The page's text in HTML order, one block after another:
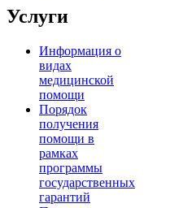
Услуги
Информация о
видах
медицинской
помощи
Порядок
получения
помощи в
рамках
программы
государственных
гарантий